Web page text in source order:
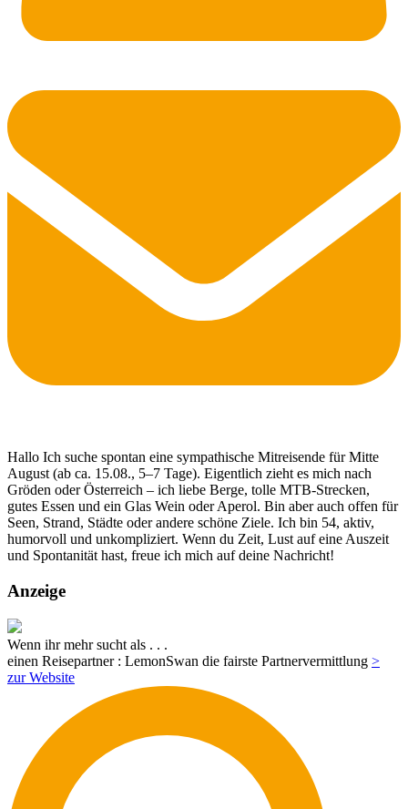
Hallo Ich suche spontan eine sympathische Mitreisende für Mitte
August (ab ca. 15.08., 5–7 Tage). Eigentlich zieht es mich nach
Gröden oder Österreich – ich liebe Berge, tolle MTB-Strecken,
gutes Essen und ein Glas Wein oder Aperol. Bin aber auch offen für
Seen, Strand, Städte oder andere schöne Ziele. Ich bin 54, aktiv,
humorvoll und unkompliziert. Wenn du Zeit, Lust auf eine Auszeit
und Spontanität hast, freue ich mich auf deine Nachricht!
Anzeige
Wenn ihr mehr sucht als . . .
einen Reisepartner : LemonSwan die fairste Partnervermittlung >
zur Website